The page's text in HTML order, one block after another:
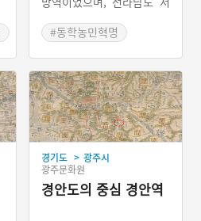
있던 교통로를 관할했다. 벽
사역이 관할하던 역은 모두
9개였다. 벽사역은 사방으
로의 교통로가 발달한 중심
지였기에, 동학농민혁명 당
시 장흥과 그 주변 지방에서
동학군이 집결하기 유리한
곳이었다. 벽사역에 모인 동
학군이 벽사역을 불태워버
렸으며, 이후 벽사역과 탐진
강을 사이에 두고 마주한 석
대들에서 벌인 전투가 동학
군의 마지막 전투가 되었다.
#동학농민혁명
#찰방
#병조판서 원두표
#동학농민군 마지막 전투
#벽사역 찰방 분노
경기도 > 광주시
광주문화원
경안도의 중심 경안역